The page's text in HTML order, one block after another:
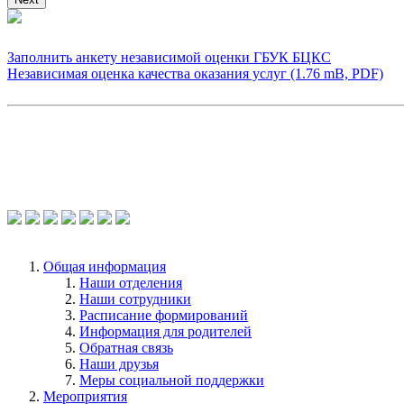
Заполнить анкету независимой оценки ГБУК БЦКС
Независимая оценка качества оказания услуг (1.76 mB, PDF)
Общая информация
Наши отделения
Наши сотрудники
Расписание формирований
Информация для родителей
Обратная связь
Наши друзья
Меры социальной поддержки
Мероприятия